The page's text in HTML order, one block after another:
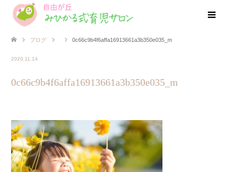
ブログ 0c66c9b4f6affa16913661a3b350e035_m
2020.11.14
0c66c9b4f6affa16913661a3b350e035_m